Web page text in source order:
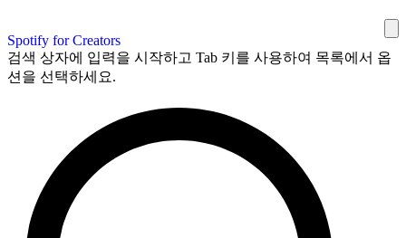
Spotify for Creators
검색 상자에 입력을 시작하고 Tab 키를 사용하여 목록에서 옵
션을 선택하세요.